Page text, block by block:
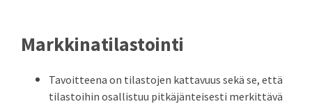
Markkinatilastointi
Tavoitteena on tilastojen kattavuus sekä se, että
tilastoihin osallistuu pitkäjänteisesti merkittävä